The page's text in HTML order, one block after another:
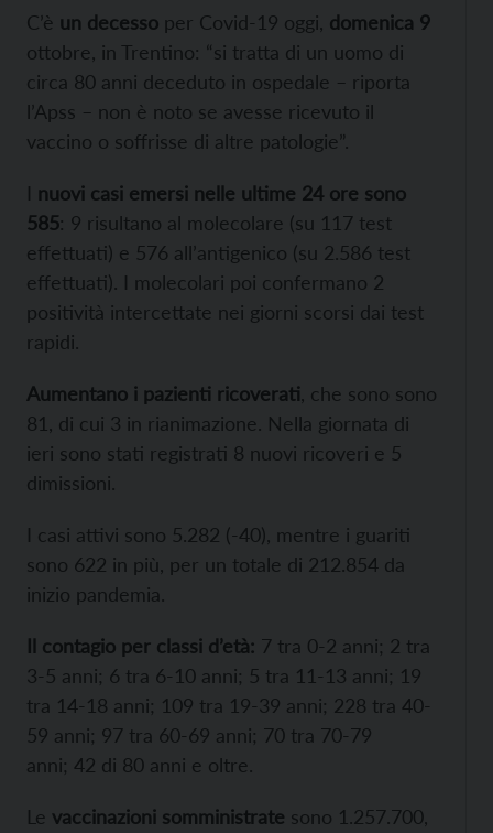
C’è un decesso per Covid-19 oggi, domenica 9
ottobre, in Trentino: “si tratta di un uomo di
circa 80 anni deceduto in ospedale – riporta
l’Apss – non è noto se avesse ricevuto il
vaccino o soffrisse di altre patologie”.
I nuovi casi emersi nelle ultime 24 ore sono
585: 9 risultano al molecolare (su 117 test
effettuati) e 576 all’antigenico (su 2.586 test
effettuati). I molecolari poi confermano 2
positività intercettate nei giorni scorsi dai test
rapidi.
Aumentano i pazienti ricoverati , che sono sono
81, di cui 3 in rianimazione. Nella giornata di
ieri sono stati registrati 8 nuovi ricoveri e 5
dimissioni.
I casi attivi sono 5.282 (-40), mentre i guariti
sono 622 in più, per un totale di 212.854 da
inizio pandemia.
Il contagio per classi d’età: 7 tra 0-2 anni; 2 tra
3-5 anni; 6 tra 6-10 anni; 5 tra 11-13 anni; 19
tra 14-18 anni; 109 tra 19-39 anni; 228 tra 40-
59 anni; 97 tra 60-69 anni; 70 tra 70-79
anni; 42 di 80 anni e oltre.
Le vaccinazioni somministrate sono 1.257.700,